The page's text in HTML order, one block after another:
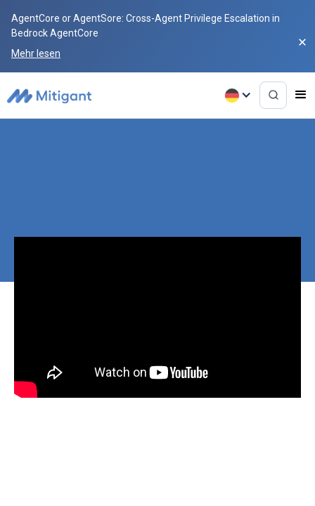
AgentCore or AgentSore: Cross-Agent Privilege Escalation in
Bedrock AgentCore
Mehr lesen